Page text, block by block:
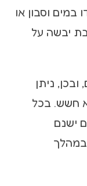
וסבון או
יבשה על
ובכן, ניתן
חשש. בכל
ישנם
במהלך